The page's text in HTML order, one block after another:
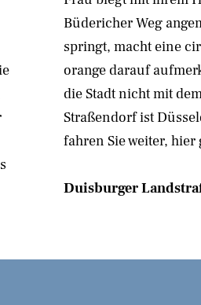
Büdericher Weg
springt, macht eine
orange darauf
die Stadt nicht mit
Straßendorf ist
fahren Sie weiter,
Duisburger